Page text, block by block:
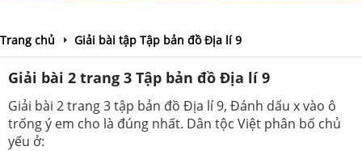
Trang chủ Giải bài tập Tập bản đồ Địa lí 9
Giải bài 2 trang 3 Tập bản đồ Địa lí 9
Giải bài 2 trang 3 tập bản đồ Địa lí 9, Đánh dấu x vào ô
trống ý em cho là đúng nhất. Dân tộc Việt phân bố chủ
yếu ở: